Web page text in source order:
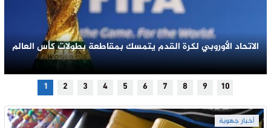
الاتحاد الأوروبي لكرة القدم يتمسك بمقاطعة بطولات كأس العالم
1 2 3 4 5 6 7 8 9 10
أخبار جهوية